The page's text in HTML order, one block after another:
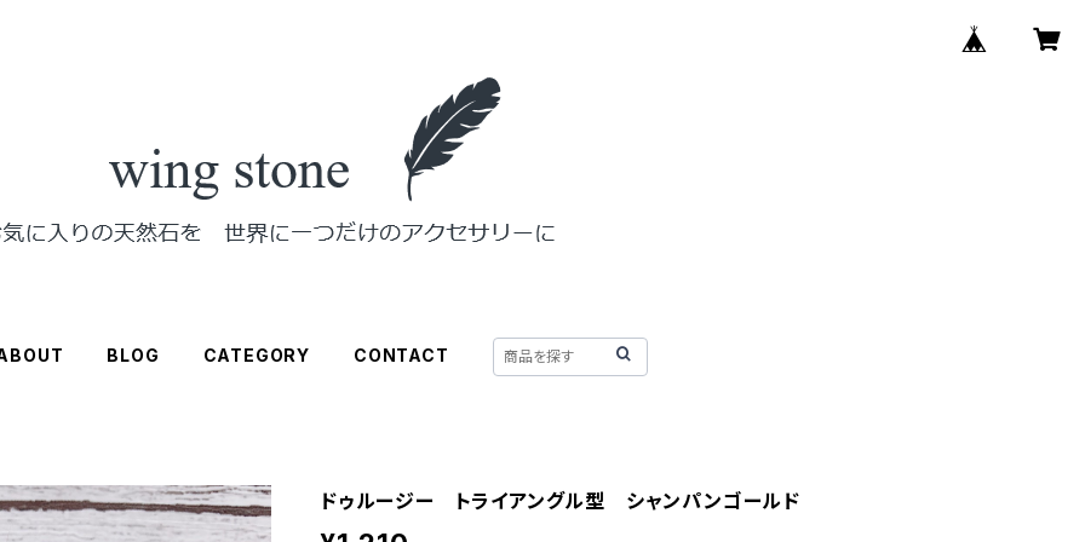
BLOG CATEGORY CONTACT
ドゥルージー トライアングル型 シャンパンゴールド